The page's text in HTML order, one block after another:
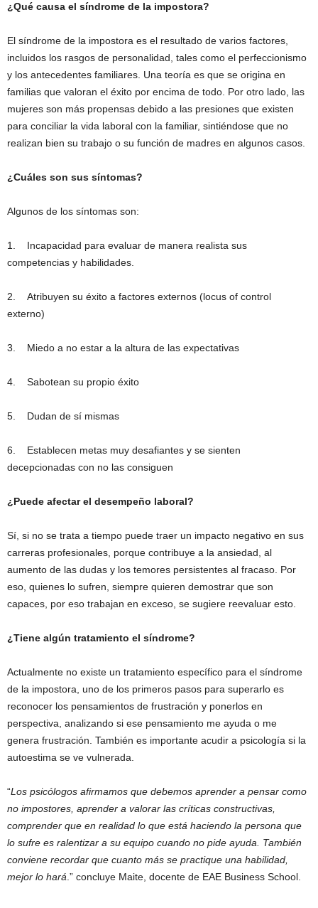
¿Qué causa el síndrome de la impostora?
El síndrome de la impostora es el resultado de varios factores,
incluidos los rasgos de personalidad, tales como el perfeccionismo
y los antecedentes familiares. Una teoría es que se origina en
familias que valoran el éxito por encima de todo. Por otro lado, las
mujeres son más propensas debido a las presiones que existen
para conciliar la vida laboral con la familiar, sintiéndose que no
realizan bien su trabajo o su función de madres en algunos casos.
¿Cuáles son sus síntomas?
Algunos de los síntomas son:
1. Incapacidad para evaluar de manera realista sus
competencias y habilidades.
2. Atribuyen su éxito a factores externos (locus of control
externo)
3. Miedo a no estar a la altura de las expectativas
4. Sabotean su propio éxito
5. Dudan de sí mismas
6. Establecen metas muy desafiantes y se sienten
decepcionadas con no las consiguen
¿Puede afectar el desempeño laboral?
Sí, si no se trata a tiempo puede traer un impacto negativo en sus
carreras profesionales, porque contribuye a la ansiedad, al
aumento de las dudas y los temores persistentes al fracaso. Por
eso, quienes lo sufren, siempre quieren demostrar que son
capaces, por eso trabajan en exceso, se sugiere reevaluar esto.
¿Tiene algún tratamiento el síndrome?
Actualmente no existe un tratamiento específico para el síndrome
de la impostora, uno de los primeros pasos para superarlo es
reconocer los pensamientos de frustración y ponerlos en
perspectiva, analizando si ese pensamiento me ayuda o me
genera frustración. También es importante acudir a psicología si la
autoestima se ve vulnerada.
“Los psicólogos afirmamos que debemos aprender a pensar como
no impostores, aprender a valorar las críticas constructivas,
comprender que en realidad lo que está haciendo la persona que
lo sufre es ralentizar a su equipo cuando no pide ayuda. También
conviene recordar que cuanto más se practique una habilidad,
mejor lo hará.” concluye Maite, docente de EAE Business School.